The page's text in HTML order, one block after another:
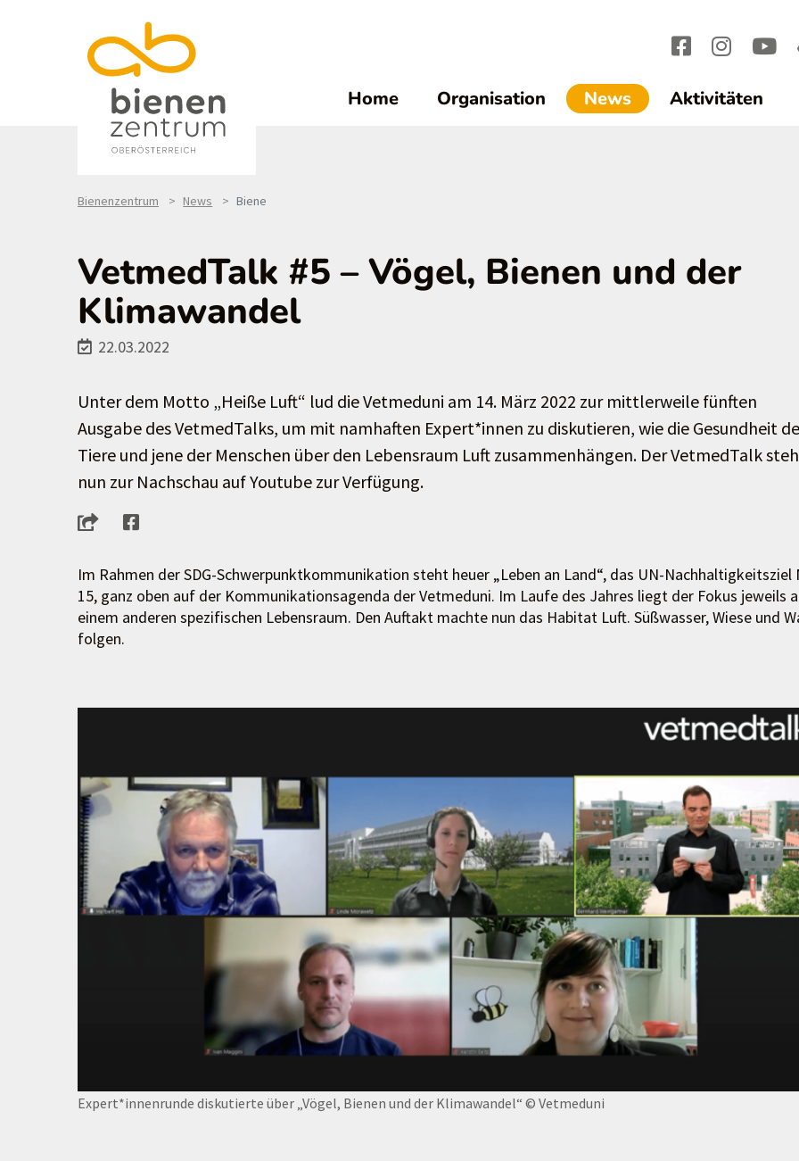
Home Organisation News(current)1
Aktivitäten
Bienenzentrum News Biene
VetmedTalk #5 – Vögel, Bienen und der
Klimawandel
22.03.2022
Unter dem Motto „Heiße Luft“ lud die Vetmeduni am 14. März 2022 zur mittlerweile fünften
Ausgabe des VetmedTalks, um mit namhaften Expert*innen zu diskutieren, wie die Gesundheit
Tiere und jene der Menschen über den Lebensraum Luft zusammenhängen. Der VetmedTalk
nun zur Nachschau auf Youtube zur Verfügung.
Im Rahmen der SDG-Schwerpunktkommunikation steht heuer „Leben an Land“, das UN-Nachhaltigkeitsziel
15, ganz oben auf der Kommunikationsagenda der Vetmeduni. Im Laufe des Jahres liegt der Fokus jeweils
einem anderen spezifischen Lebensraum. Den Auftakt machte nun das Habitat Luft. Süßwasser, Wiese und
folgen.
Expert*innenrunde diskutierte über „Vögel, Bienen und der Klimawandel“ © Vetmeduni